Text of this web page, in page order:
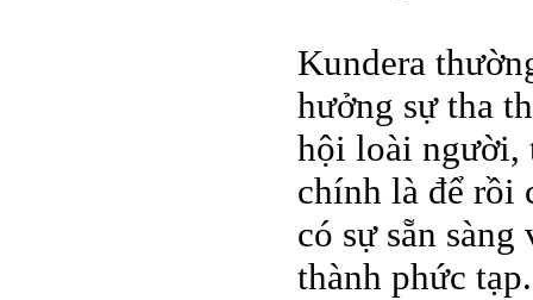
Kundera
hưởng sự tha
hội loài người,
chính là để rồi
có sự sẵn
thành phức tạp.